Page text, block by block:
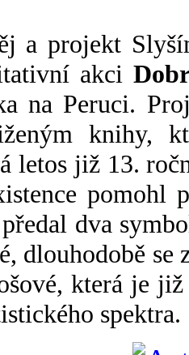
a projekt
akci
na Peruci.
knihy,
letos již 13.
pomohl
dva
dlouhodobě
která je
spektra.